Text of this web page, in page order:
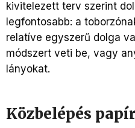
kivitelezett terv szerint
legfontosabb: a
relatíve egyszerű dolga
módszert veti be, vagy
lányokat.
Közbelépés